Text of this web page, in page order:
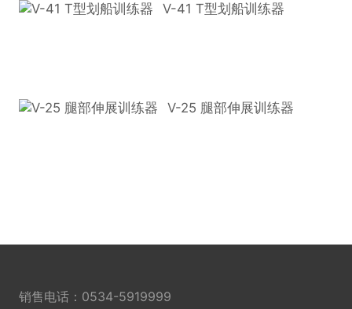
V-41 T型划船训练器
V-25 腿部伸展训练器
销售电话： 0534-5919999